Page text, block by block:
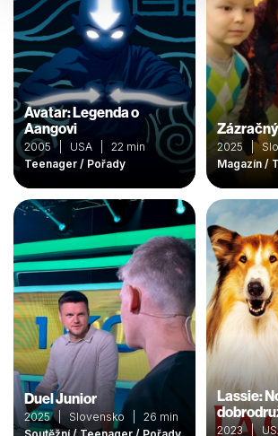
Avatar: Legenda o
Aangovi
2005 | USA | 22 min
Teenager / Pořady
2025 |
Magazín /
Duel Junior
2025 | Slovensko | 26 min
Lassie:
2023 |